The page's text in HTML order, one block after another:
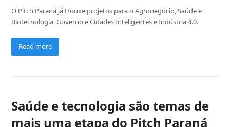
O Pitch Paraná já trouxe projetos para o Agronegócio, Saúde e
Biotecnologia, Governo e Cidades Inteligentes e Indústria 4.0.
Read more
Saúde e tecnologia são temas de
mais uma etapa do Pitch Paraná